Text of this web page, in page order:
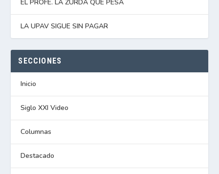
EL PROFE. LA ZURDA QUE PESA
LA UPAV SIGUE SIN PAGAR
SECCIONES
Inicio
Siglo XXI Video
Columnas
Destacado